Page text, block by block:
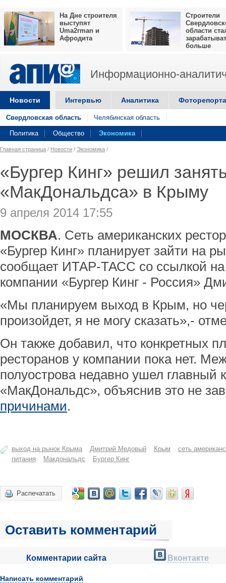
На Дне строителя
выступят
Uma2rman и
Афродита
Строители
области
больше
Информационно-
Новости Интервью Аналитика
Свердловская область Челябинская область
Политика Общество Экономика
Главная страница / Новости / Экономика /
«Бургер Кинг» решил
«МакДональдса» в Крыму
9 апреля 2014 17:55
МОСКВА. Сеть американских
«Бургер Кинг» планирует зайти на
сообщает ИТАР-ТАСС со ссылкой на
компании «Бургер Кинг - Россия»
«Мы планируем выход в Крым, но
произойдет, я не могу сказать»,-
Он также добавил, что конкретных
ресторанов у компании пока нет.
полуострова недавно ушел главный
«МакДональдс», объяснив это не
причинами.
выход на рынок Крыма Дмитрий Медовый Крым
cеть
питания
Макдональдс Бургер Кинг
Распечатать
Оставить комментарий
Комментарии сайта Вконтакте
Написать комментарий